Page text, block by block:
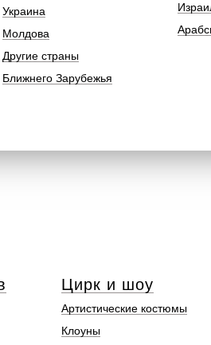
Украина
Молдова
Другие страны
Ближнего Зарубежья
Артистические костюмы
Клоуны
Цирк и шоу